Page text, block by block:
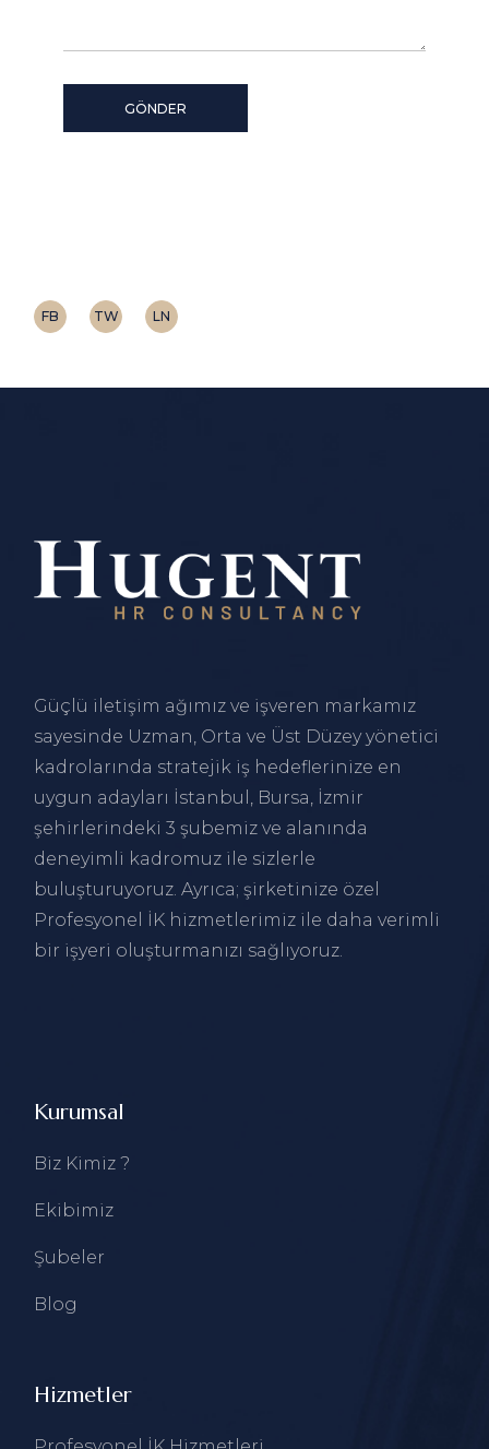
GÖNDER
FB TW LN
Güçlü iletişim ağımız ve işveren markamız
sayesinde Uzman, Orta ve Üst Düzey yönetici
kadrolarında stratejik iş hedeflerinize en
uygun adayları İstanbul , Bursa, İzmir
şehirlerindeki 3 şubemiz ve alanında
deneyimli kadromuz ile sizlerle
buluşturuyoruz. Ayrıca; şirketinize özel
Profesyonel İK hizmetlerimiz ile daha verimli
bir işyeri oluşturmanızı sağlıyoruz.
Kurumsal
Biz Kimiz ?
Ekibimiz
Şubeler
Blog
Hizmetler